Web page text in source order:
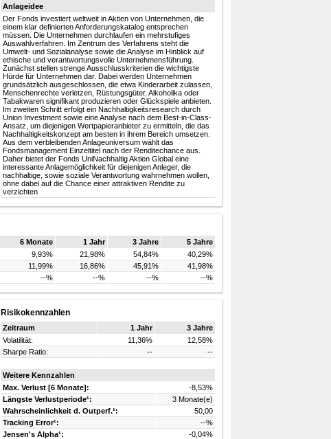
Anlageidee
Der Fonds investiert weltweit in Aktien von Unternehmen, die
einem klar definierten Anforderungskatalog entsprechen
müssen. Die Unternehmen durchlaufen ein mehrstufiges
Auswahlverfahren. Im Zentrum des Verfahrens steht die
Umwelt- und Sozialanalyse sowie die Analyse im Hinblick auf
ethische und verantwortungsvolle Unternehmensführung.
Zunächst stellen strenge Ausschlusskriterien die wichtigste
Hürde für Unternehmen dar. Dabei werden Unternehmen
grundsätzlich ausgeschlossen, die etwa Kinderarbeit zulassen,
Menschenrechte verletzen, Rüstungsgüter, Alkoholika oder
Tabakwaren signifikant produzieren oder Glückspiele anbieten.
Im zweiten Schritt erfolgt ein Nachhaltigkeitsresearch durch
Union Investment sowie eine Analyse nach dem Best-in-Class-
Ansatz, um diejenigen Wertpapieranbieter zu ermitteln, die das
Nachhaltigkeitskonzept am besten in ihrem Bereich umsetzen.
Aus dem verbleibenden Anlageuniversum wählt das
Fondsmanagement Einzeltitel nach der Renditechance aus.
Daher bietet der Fonds UniNachhaltig Aktien Global eine
interessante Anlagemöglichkeit für diejenigen Anleger, die
nachhaltige, sowie soziale Verantwortung wahrnehmen wollen,
ohne dabei auf die Chance einer attraktiven Rendite zu
verzichten
6 Monate 1 Jahr 3 Jahre
5 Jahre
9,93% 21,98% 54,84%
40,29%
11,99% 16,86% 45,91%
41,98%
--% --% --% --%
Risikokennzahlen
Zeitraum 1 Jahr
3 Jahre
Volatilität:
11,36%
12,58%
Sharpe Ratio:
-- --
Weitere Kennzahlen
Max. Verlust [6 Monate]:
-8,53%
Längste Verlustperiode¹:
3 Monate(e)
Wahrscheinlichkeit d. Outperf.¹:
50,00
Tracking Error¹:
--%
Jensen's Alpha¹:
-0,04%